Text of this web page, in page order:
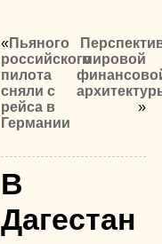
«Пьяного
российского
пилота
сняли с
рейса в
Германии
мировой
»
В
Дагестан